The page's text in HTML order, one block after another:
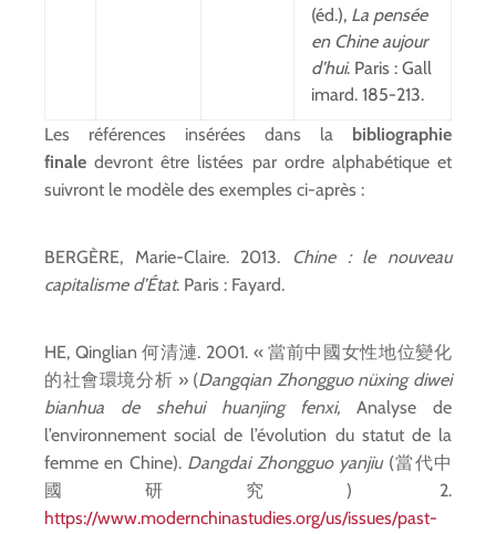
(éd.), La pensée
en Chine aujour
d’hui. Paris : Gall
imard. 185-213.
Les références insérées dans la bibliographie
finale devront être listées par ordre alphabétique et
suivront le modèle des exemples ci-après :
BERGÈRE, Marie-Claire. 2013.
Chine : le nouveau
capitalisme d’État. Paris : Fayard.
HE, Qinglian 何清漣. 2001. « 當前中國女性地位變化
的社會環境分析 » (Dangqian Zhongguo nüxing diwei
bianhua de shehui huanjing fenxi,Analyse de
l’environnement social de l’évolution du statut de la
femme en Chine). Dangdai Zhongguo yanjiu (當代中
國研究) 2.
https://www.modernchinastudies.org/us/issues/past-